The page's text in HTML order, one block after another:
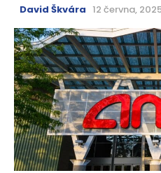
David Škvára 12 června,